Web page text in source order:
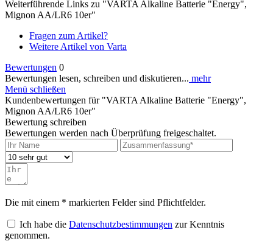
Weiterführende Links zu "VARTA Alkaline Batterie "Energy",
Mignon AA/LR6 10er"
Fragen zum Artikel?
Weitere Artikel von Varta
Bewertungen 0
Bewertungen lesen, schreiben und diskutieren... mehr
Menü schließen
Kundenbewertungen für "VARTA Alkaline Batterie "Energy",
Mignon AA/LR6 10er"
Bewertung schreiben
Bewertungen werden nach Überprüfung freigeschaltet.
Die mit einem * markierten Felder sind Pflichtfelder.
Ich habe die Datenschutzbestimmungen zur Kenntnis
genommen.